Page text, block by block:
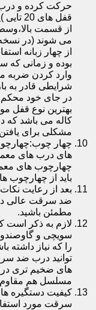
حرکت کرده و درب
قفل
از قسمت
از چهار زبانه
بوده و زمانی که
وارد کردن ضربه
شرایطی قادر به
در جای خود محکم
بهترین نوع قفل
کاله می باشد که
مشکلی برای
چهار
های درب های
چهارچوب های
باید از
بعد از رعایت
ضد سرقت عالی
مطمئن باشید.
لازم به ذکر
سویچی و
را که نیاز داشته
توانید درب ضد
های ضخیم تری در
مسلسل هم
کیفیت دستگیره
سرقت مورد